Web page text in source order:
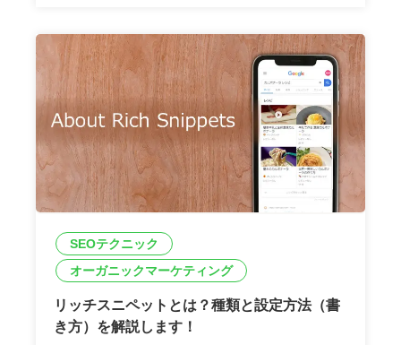
SEOテクニック
オーガニックマーケティング
リッチスニペットとは？種類と設定方法（書
き方）を解説します！